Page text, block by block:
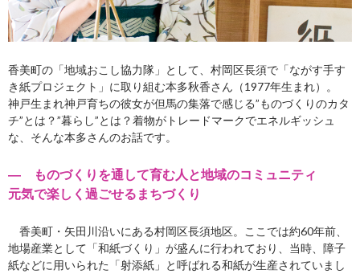
香美町の「地域おこし協力隊」として、村岡区長須で「ながす手す
き紙プロジェクト」に取り組む本多秋香さん（1977年生まれ）。
神戸生まれ神戸育ちの彼女が但馬の集落で感じる”ものづくりのカタ
チ”とは？”暮らし”とは？着物がトレードマークでエネルギッシュ
な、そんな本多さんのお話です。
― ものづくりを通して育む人と地域のコミュニティ
元気で楽しく過ごせるまちづくり
香美町・矢田川沿いにある村岡区長須地区。ここでは約60年前、
地場産業として「和紙づくり」が盛んに行われており、当時、障子
紙などに用いられた「射添紙」と呼ばれる和紙が生産されていまし